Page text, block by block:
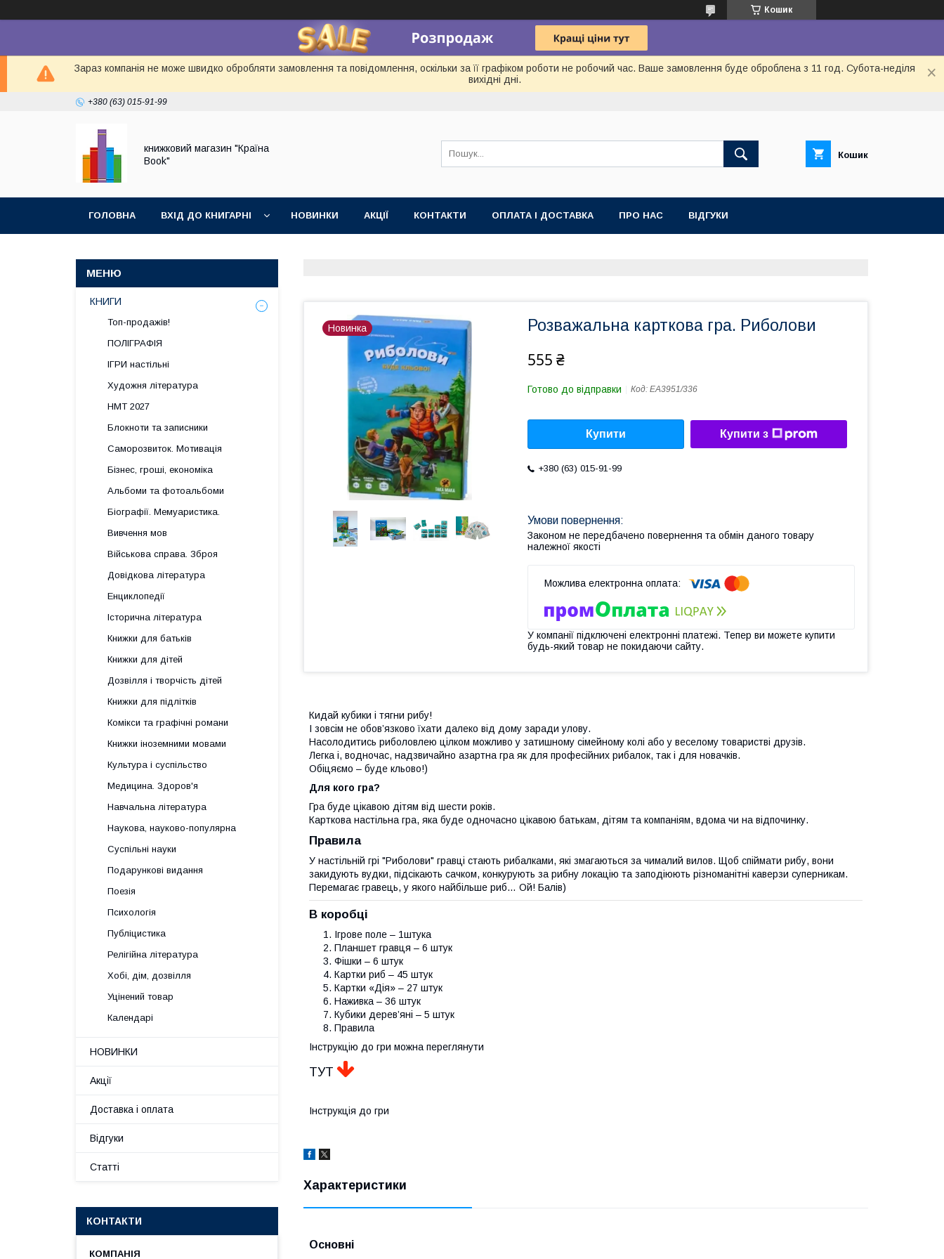
Кошик
Зараз компанія не може швидко обробляти замовлення та повідомлення, оскільки за її графіком роботи не робочий час. Ваше замовлення буде оброблена з 11 год. Субота-неділя
вихідні дні.
+380 (63) 015-91-99
книжковий магазин "Країна
Book"
Кошик
ГОЛОВНА ВХІД ДО КНИГАРНІ НОВИНКИ АКЦІЇ КОНТАКТИ ОПЛАТА І ДОСТАВКА ПРО НАС ВІДГУКИ
Новинка Розважальна карткова гра. Риболови
555 ₴
Готово до відправки Код: ЕА3951/336
Купити Купити з
+380 (63) 015-91-99
Законом не передбачено повернення та обмін даного товару
належної якості
У компанії підключені електронні платежі. Тепер ви можете купити
будь-який товар не покидаючи сайту.
Кидай кубики і тягни рибу!
І зовсім не обов’язково їхати далеко від дому заради улову.
Насолодитись риболовлею цілком можливо у затишному сімейному колі або у веселому товаристві друзів.
Легка і, водночас, надзвичайно азартна гра як для професійних рибалок, так і для новачків.
Обіцяємо – буде кльово!)
Для кого гра?
Гра буде цікавою дітям від шести років.
Карткова настільна гра, яка буде одночасно цікавою батькам, дітям та компаніям, вдома чи на відпочинку.
Правила
У настільній грі "Риболови" гравці стають рибалками, які змагаються за чималий вилов. Щоб спіймати рибу, вони
закидують вудки, підсікають сачком, конкурують за рибну локацію та заподіюють різноманітні каверзи суперникам.
Перемагає гравець, у якого найбільше риб… Ой! Балів)
В коробці
Ігрове поле – 1штука
Планшет гравця – 6 штук
Фішки – 6 штук
Картки риб – 45 штук
Картки «Дія» – 27 штук
Наживка – 36 штук
Кубики дерев’яні – 5 штук
Правила
Інструкцію до гри можна переглянути
ТУТ
Інструкція до гри
Характеристики
Основні
КНИГИ
Топ-продажів!
ПОЛІГРАФІЯ
ІГРИ настільні
Художня література
НМТ 2027
Блокноти та записники
Саморозвиток. Мотивація
Бізнес, гроші, економіка
Альбоми та фотоальбоми
Біографії. Мемуаристика.
Вивчення мов
Військова справа. Зброя
Довідкова література
Енциклопедії
Історична література
Книжки для батьків
Книжки для дітей
Дозвілля і творчість дітей
Книжки для підлітків
Комікси та графічні романи
Книжки іноземними мовами
Культура і суспільство
Медицина. Здоров'я
Навчальна література
Наукова, науково-популярна
Суспільні науки
Подарункові видання
Поезія
Психологія
Публіцистика
Релігійна література
Хобі, дім, дозвілля
Уцінений товар
Календарі
НОВИНКИ
Акції
Доставка і оплата
Відгуки
Статті
КОНТАКТИ